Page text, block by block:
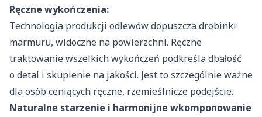
Ręczne wykończenia:
Technologia produkcji odlewów dopuszcza drobinki
marmuru, widoczne na powierzchni. Ręczne
traktowanie wszelkich wykończeń podkreśla dbałość
o detal i skupienie na jakości. Jest to szczególnie ważne
dla osób ceniących ręczne, rzemieślnicze podejście.
Naturalne starzenie i harmonijne wkomponowanie